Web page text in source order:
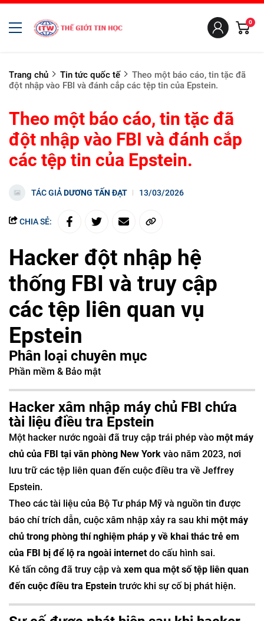
0
Trang chủ Tin tức quốc tế
Theo một báo cáo, tin tặc đã
đột nhập vào FBI và đánh cắp các tệp tin của Epstein.
Theo một báo cáo, tin tặc đã
đột nhập vào FBI và đánh cắp
các tệp tin của Epstein.
TÁC GIẢDƯƠNG TẤN ĐẠT 13/03/2026
CHIA SẺ:
Hacker đột nhập hệ
thống FBI và truy cập
các tệp liên quan vụ
Epstein
Phân loại chuyên mục
Phần mềm & Bảo mật
Hacker xâm nhập máy chủ FBI chứa
tài liệu điều tra Epstein
Một hacker nước ngoài đã truy cập trái phép vào một máy
chủ của FBI tại văn phòng New York vào năm 2023, nơi
lưu trữ các tệp liên quan đến cuộc điều tra về Jeffrey
Epstein.
Theo các tài liệu của Bộ Tư pháp Mỹ và nguồn tin được
báo chí trích dẫn, cuộc xâm nhập xảy ra sau khi một máy
chủ trong phòng thí nghiệm pháp y về khai thác trẻ em
của FBI bị để lộ ra ngoài internetdo cấu hình sai.
Kẻ tấn công đã truy cập và xem qua một số tệp liên quan
đến cuộc điều tra Epstein trước khi sự cố bị phát hiện.